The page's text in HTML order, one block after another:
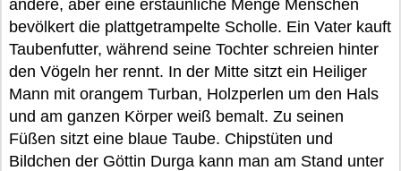
andere, aber eine erstaunliche Menge Menschen
bevölkert die plattgetrampelte Scholle. Ein Vater kauft
Taubenfutter, während seine Tochter schreien hinter
den Vögeln her rennt. In der Mitte sitzt ein Heiliger
Mann mit orangem Turban, Holzperlen um den Hals
und am ganzen Körper weiß bemalt. Zu seinen
Füßen sitzt eine blaue Taube. Chipstüten und
Bildchen der Göttin Durga kann man am Stand unter